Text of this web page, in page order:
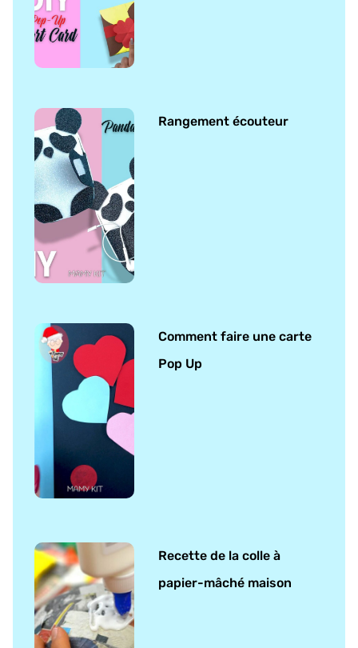
Rangement écouteur
Comment faire une carte
Pop Up
Recette de la colle à
papier-mâché maison